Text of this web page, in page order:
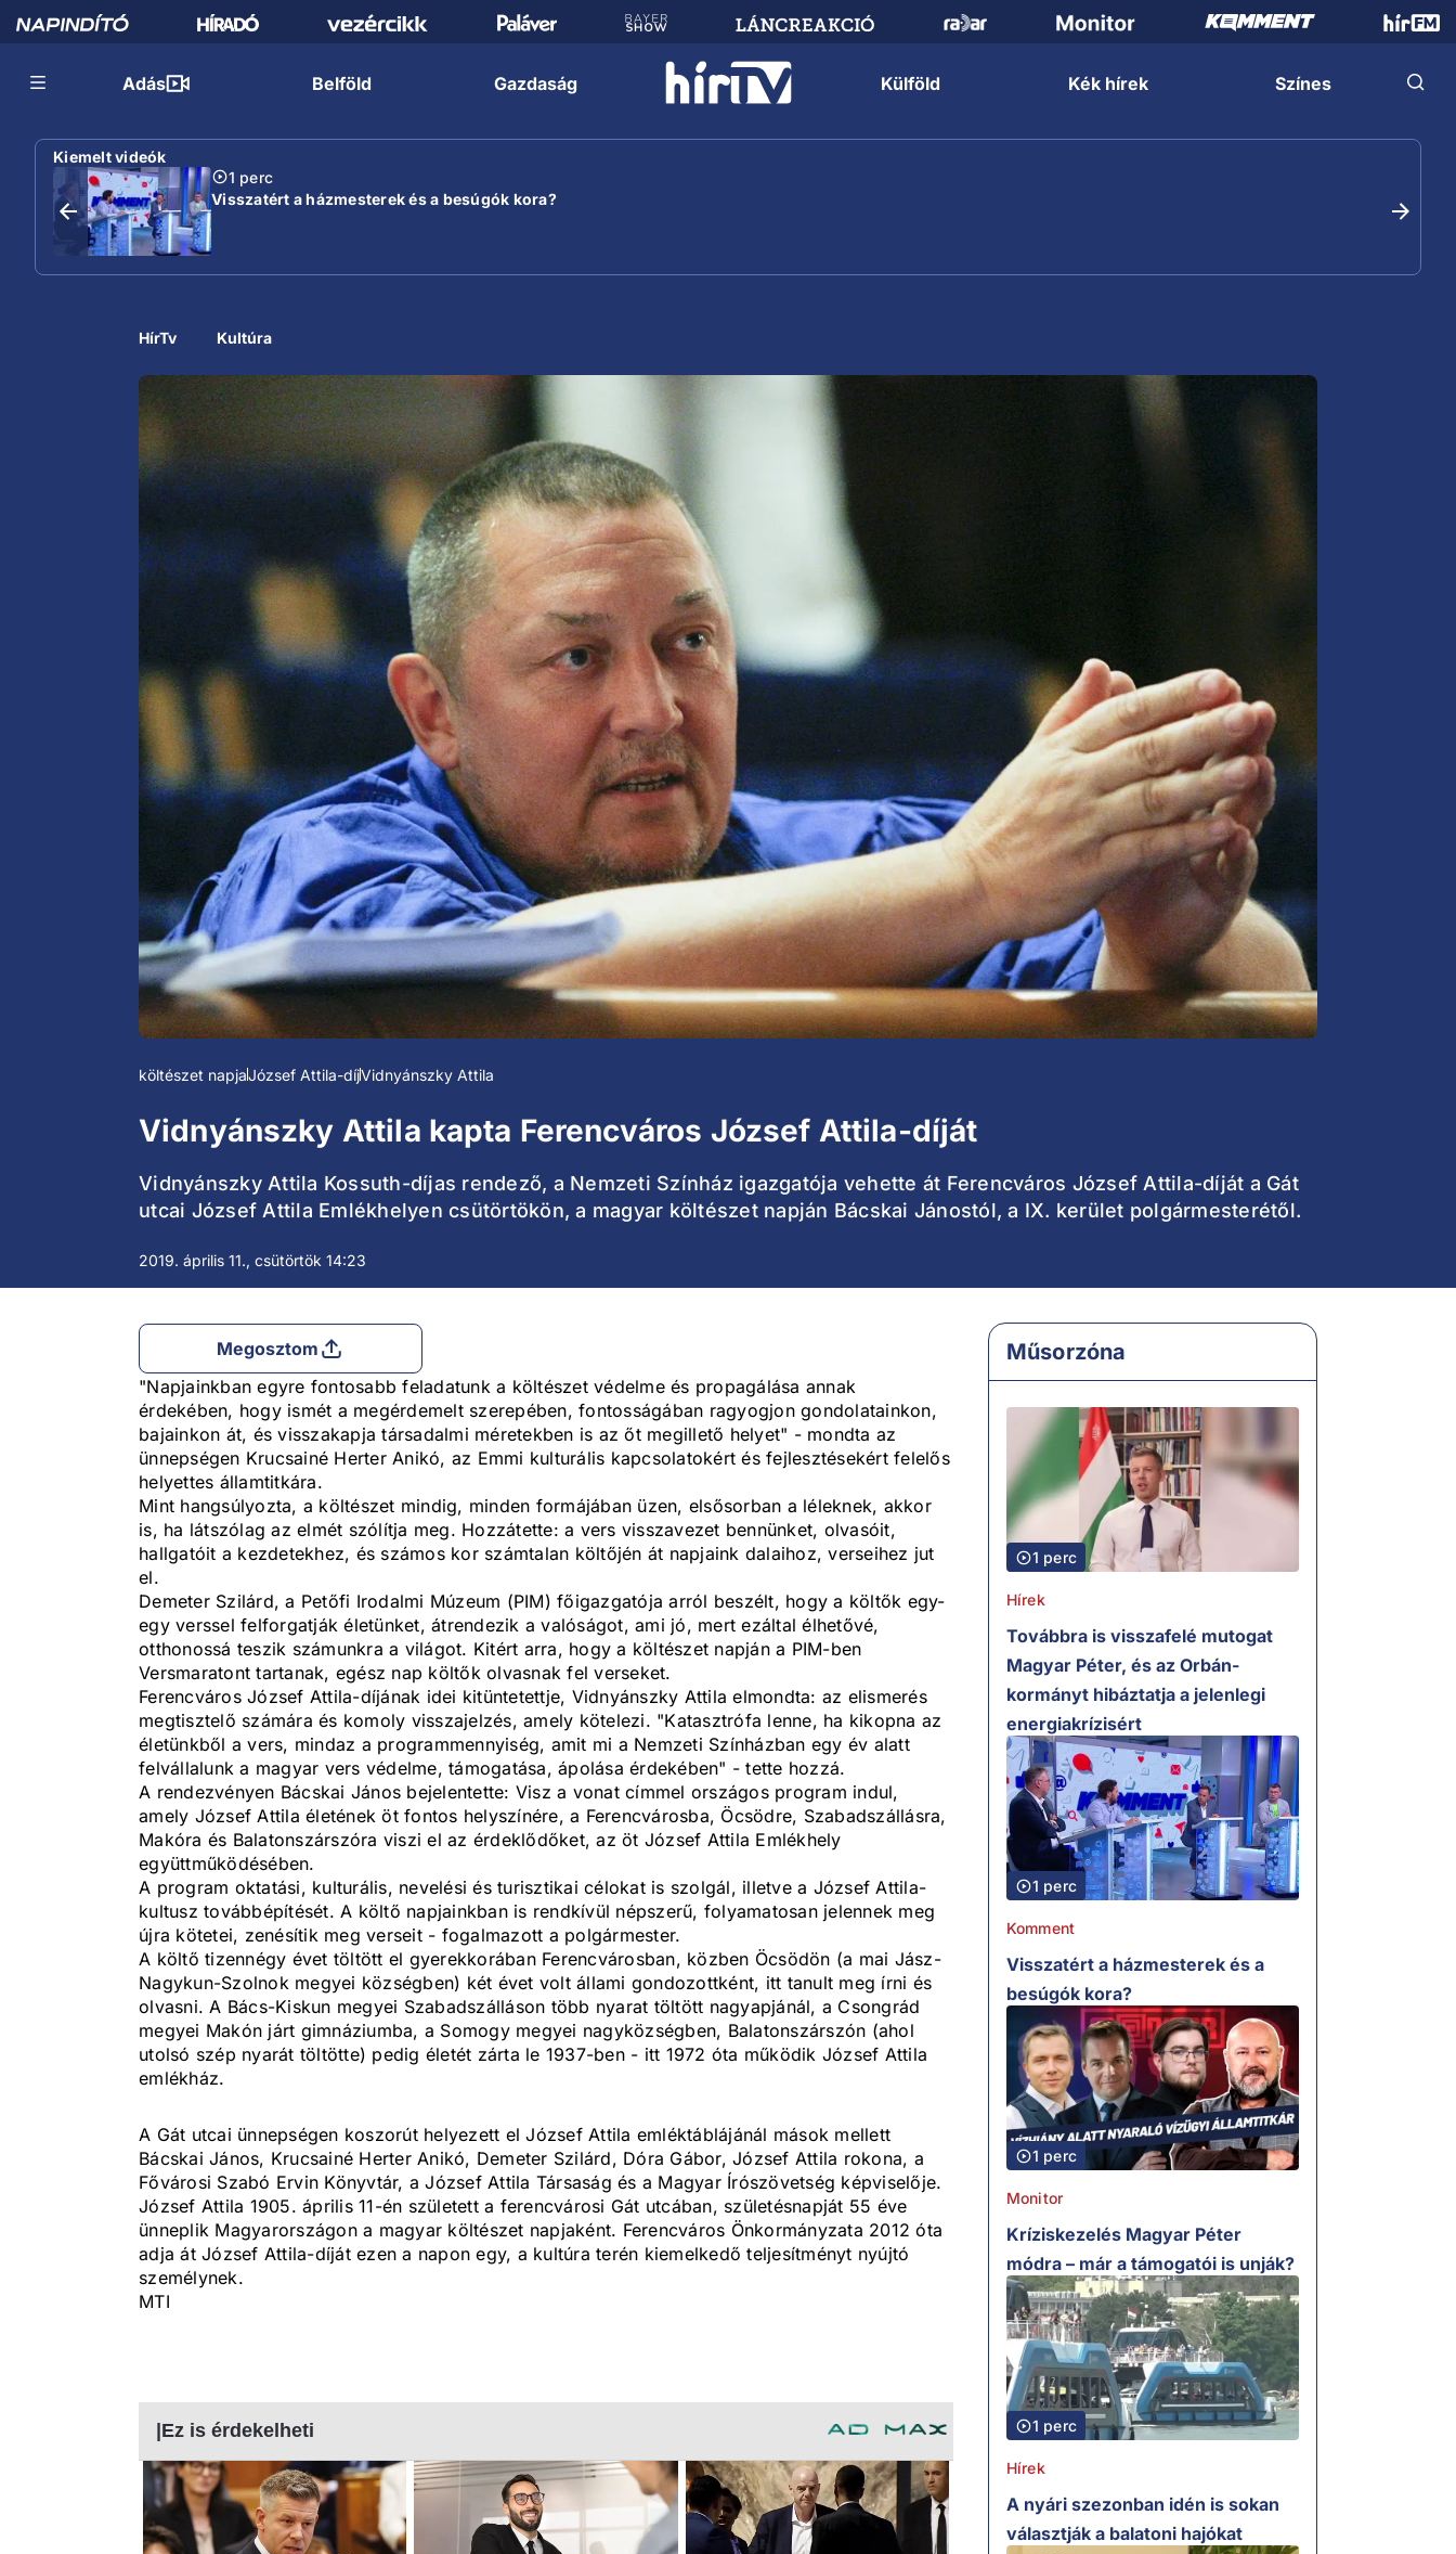
Adás Belföld Gazdaság Külföld Kék hírek Színes
Kiemelt videók
1 perc
Visszatért a házmesterek és a besúgók kora?
HírTv Kultúra
költészet napjaJózsef Attila-díjVidnyánszky Attila
Vidnyánszky Attila kapta Ferencváros József Attila-díját
Vidnyánszky Attila Kossuth-díjas rendező, a Nemzeti Színház igazgatója vehette át Ferencváros József Attila-díját a Gát
utcai József Attila Emlékhelyen csütörtökön, a magyar költészet napján Bácskai Jánostól, a IX. kerület polgármesterétől.
2019. április 11., csütörtök 14:23
Megosztom
"Napjainkban egyre fontosabb feladatunk a költészet védelme és propagálása annak
érdekében, hogy ismét a megérdemelt szerepében, fontosságában ragyogjon gondolatainkon,
bajainkon át, és visszakapja társadalmi méretekben is az őt megillető helyet" - mondta az
ünnepségen Krucsainé Herter Anikó, az Emmi kulturális kapcsolatokért és fejlesztésekért felelős
helyettes államtitkára.
Mint hangsúlyozta, a költészet mindig, minden formájában üzen, elsősorban a léleknek, akkor
is, ha látszólag az elmét szólítja meg. Hozzátette: a vers visszavezet bennünket, olvasóit,
hallgatóit a kezdetekhez, és számos kor számtalan költőjén át napjaink dalaihoz, verseihez jut
el.
Demeter Szilárd, a Petőfi Irodalmi Múzeum (PIM) főigazgatója arról beszélt, hogy a költők egy-
egy verssel felforgatják életünket, átrendezik a valóságot, ami jó, mert ezáltal élhetővé,
otthonossá teszik számunkra a világot. Kitért arra, hogy a költészet napján a PIM-ben
Versmaratont tartanak, egész nap költők olvasnak fel verseket.
Ferencváros József Attila-díjának idei kitüntetettje, Vidnyánszky Attila elmondta: az elismerés
megtisztelő számára és komoly visszajelzés, amely kötelezi. "Katasztrófa lenne, ha kikopna az
életünkből a vers, mindaz a programmennyiség, amit mi a Nemzeti Színházban egy év alatt
felvállalunk a magyar vers védelme, támogatása, ápolása érdekében" - tette hozzá.
A rendezvényen Bácskai János bejelentette: Visz a vonat címmel országos program indul,
amely József Attila életének öt fontos helyszínére, a Ferencvárosba, Öcsödre, Szabadszállásra,
Makóra és Balatonszárszóra viszi el az érdeklődőket, az öt József Attila Emlékhely
együttműködésében.
A program oktatási, kulturális, nevelési és turisztikai célokat is szolgál, illetve a József Attila-
kultusz továbbépítését. A költő napjainkban is rendkívül népszerű, folyamatosan jelennek meg
újra kötetei, zenésítik meg verseit - fogalmazott a polgármester.
A költő tizennégy évet töltött el gyerekkorában Ferencvárosban, közben Öcsödön (a mai Jász-
Nagykun-Szolnok megyei községben) két évet volt állami gondozottként, itt tanult meg írni és
olvasni. A Bács-Kiskun megyei Szabadszálláson több nyarat töltött nagyapjánál, a Csongrád
megyei Makón járt gimnáziumba, a Somogy megyei nagyközségben, Balatonszárszón (ahol
utolsó szép nyarát töltötte) pedig életét zárta le 1937-ben - itt 1972 óta működik József Attila
emlékház.
A Gát utcai ünnepségen koszorút helyezett el József Attila emléktáblájánál mások mellett
Bácskai János, Krucsainé Herter Anikó, Demeter Szilárd, Dóra Gábor, József Attila rokona, a
Fővárosi Szabó Ervin Könyvtár, a József Attila Társaság és a Magyar Írószövetség képviselője.
József Attila 1905. április 11-én született a ferencvárosi Gát utcában, születésnapját 55 éve
ünneplik Magyarországon a magyar költészet napjaként. Ferencváros Önkormányzata 2012 óta
adja át József Attila-díját ezen a napon egy, a kultúra terén kiemelkedő teljesítményt nyújtó
személynek.
MTI
Műsorzóna
1 perc
Hírek
Továbbra is visszafelé mutogat
Magyar Péter, és az Orbán-
kormányt hibáztatja a jelenlegi
energiakrízisért
1 perc
Komment
Visszatért a házmesterek és a
besúgók kora?
1 perc
Monitor
Kríziskezelés Magyar Péter
módra – már a támogatói is unják?
1 perc
Hírek
A nyári szezonban idén is sokan
választják a balatoni hajókat